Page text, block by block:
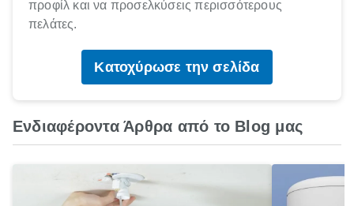
προφίλ και να προσελκύσεις περισσότερους
πελάτες.
Κατοχύρωσε την σελίδα
Ενδιαφέροντα Άρθρα από το Blog μας